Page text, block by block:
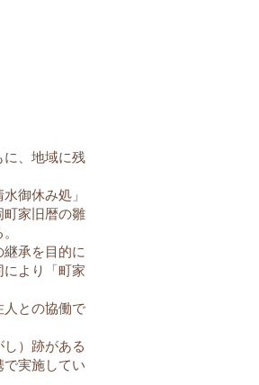
、地域に残
御休み処」
町家旧暦の雛
承を目的に
より「町家
との協働で
）跡がある
実施してい